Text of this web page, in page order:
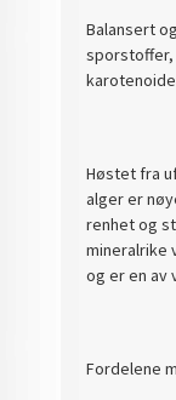
Balansert
Høstet fra
alger er
renhet og
mineralrike
og er en av
Fordelene